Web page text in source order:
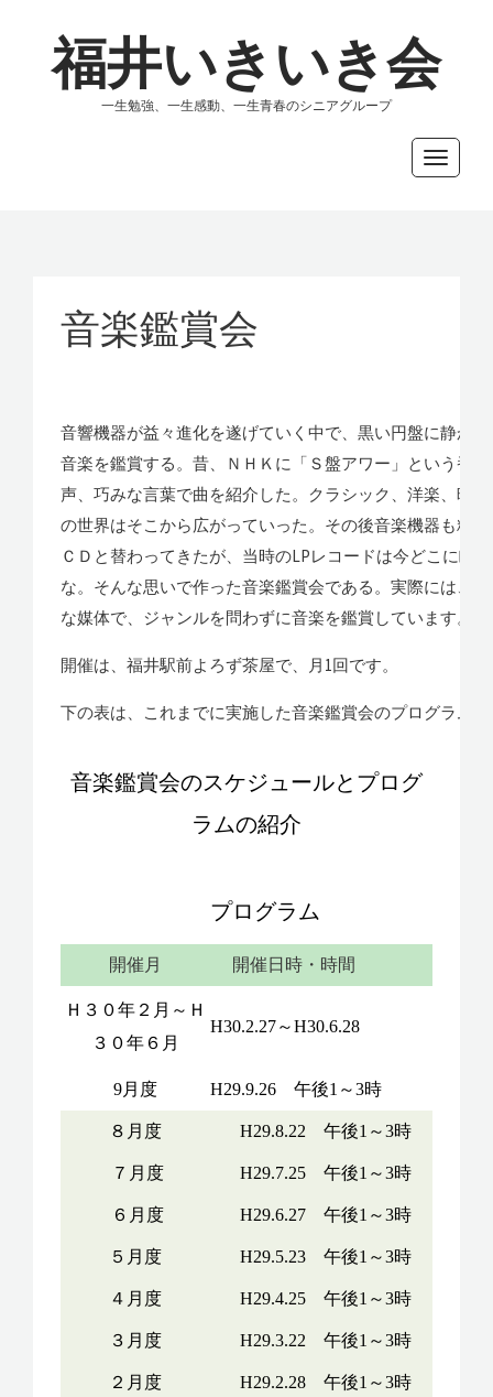
福井いきいき会
一生勉強、一生感動、一生青春のシニアグループ
Toggle
音楽鑑賞会
音響機器が益々進化を遂げていく中で、黒い円盤に静か
音楽を鑑賞する。昔、ＮＨＫに「Ｓ盤アワー」という番
声、巧みな言葉で曲を紹介した。クラシック、洋楽、映
の世界はそこから広がっていった。その後音楽機器も精
ＣＤと替わってきたが、当時のLPレコードは今どこに眠
な。そんな思いで作った音楽鑑賞会である。実際には、
な媒体で、ジャンルを問わずに音楽を鑑賞しています。
開催は、福井駅前よろず茶屋で、月1回です。
下の表は、これまでに実施した音楽鑑賞会のプログラム
音楽鑑賞会のスケジュールとプログ
ラムの紹介
プログラム
開催月 開催日時・時間
Ｈ３０年２月～Ｈ
３０年６月
H30.2.27～H30.6.28
9月度 H29.9.26 午後1～3時
８月度 H29.8.22 午後1～3時
７月度 H29.7.25 午後1～3時
６月度 H29.6.27 午後1～3時
５月度 H29.5.23 午後1～3時
４月度 H29.4.25 午後1～3時
３月度 H29.3.22 午後1～3時
２月度 H29.2.28 午後1～3時